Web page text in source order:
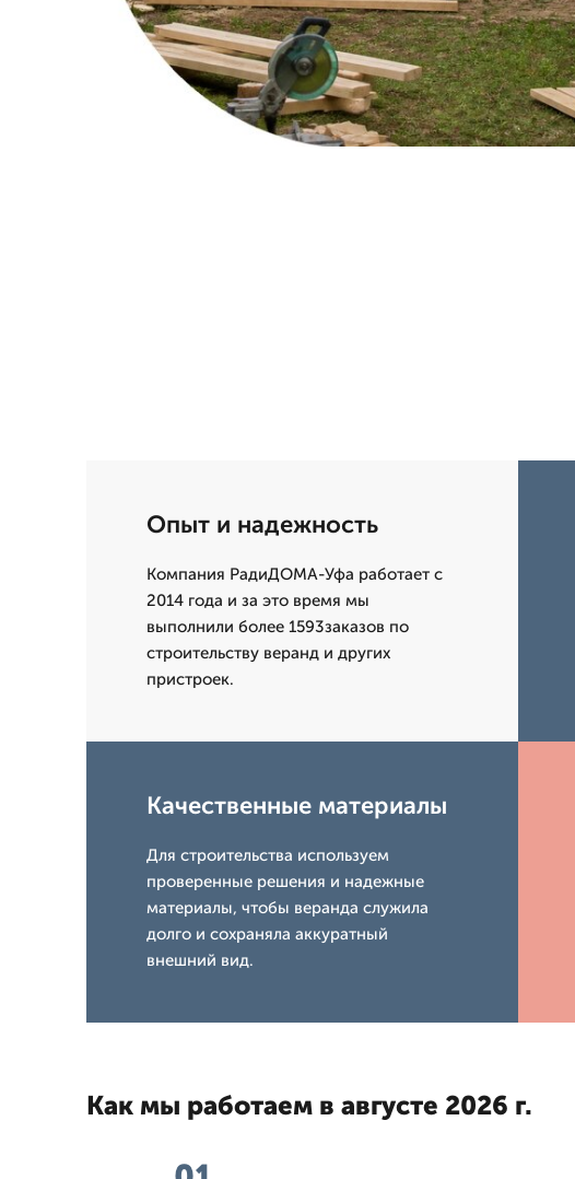
Опыт и надежность
Компания РадиДОМА-Уфа работает с
2014 года и за это время мы
выполнили более 1593заказов по
строительству веранд и других
пристроек.
Качественные материалы
Для строительства используем
проверенные решения и надежные
материалы, чтобы веранда служила
долго и сохраняла аккуратный
внешний вид.
Как мы работаем в августе 2026 г.